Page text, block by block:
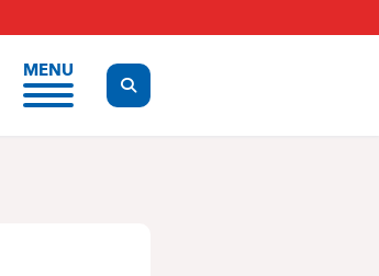
MENU
Display the search form